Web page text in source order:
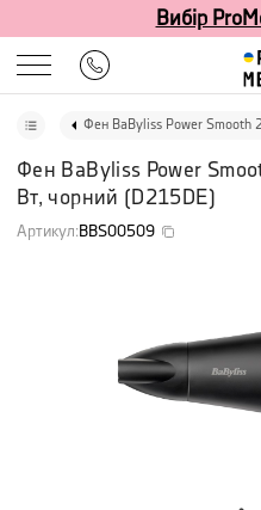
Вибір
Фен BaByliss Power Smooth
Фен BaByliss Power
Вт, чорний ( D215DE)
Артикул:BBS00509